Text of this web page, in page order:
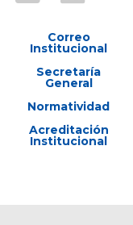
Correo
Institucional
Secretaría
General
Normatividad
Acreditación
Institucional